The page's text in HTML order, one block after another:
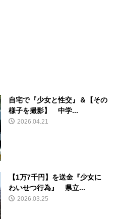
自宅で『少女と性交』＆【その
様子を撮影】 中学...
2026.04.21
【1万7千円】を送金『少女に
わいせつ行為』 県立...
2026.03.25